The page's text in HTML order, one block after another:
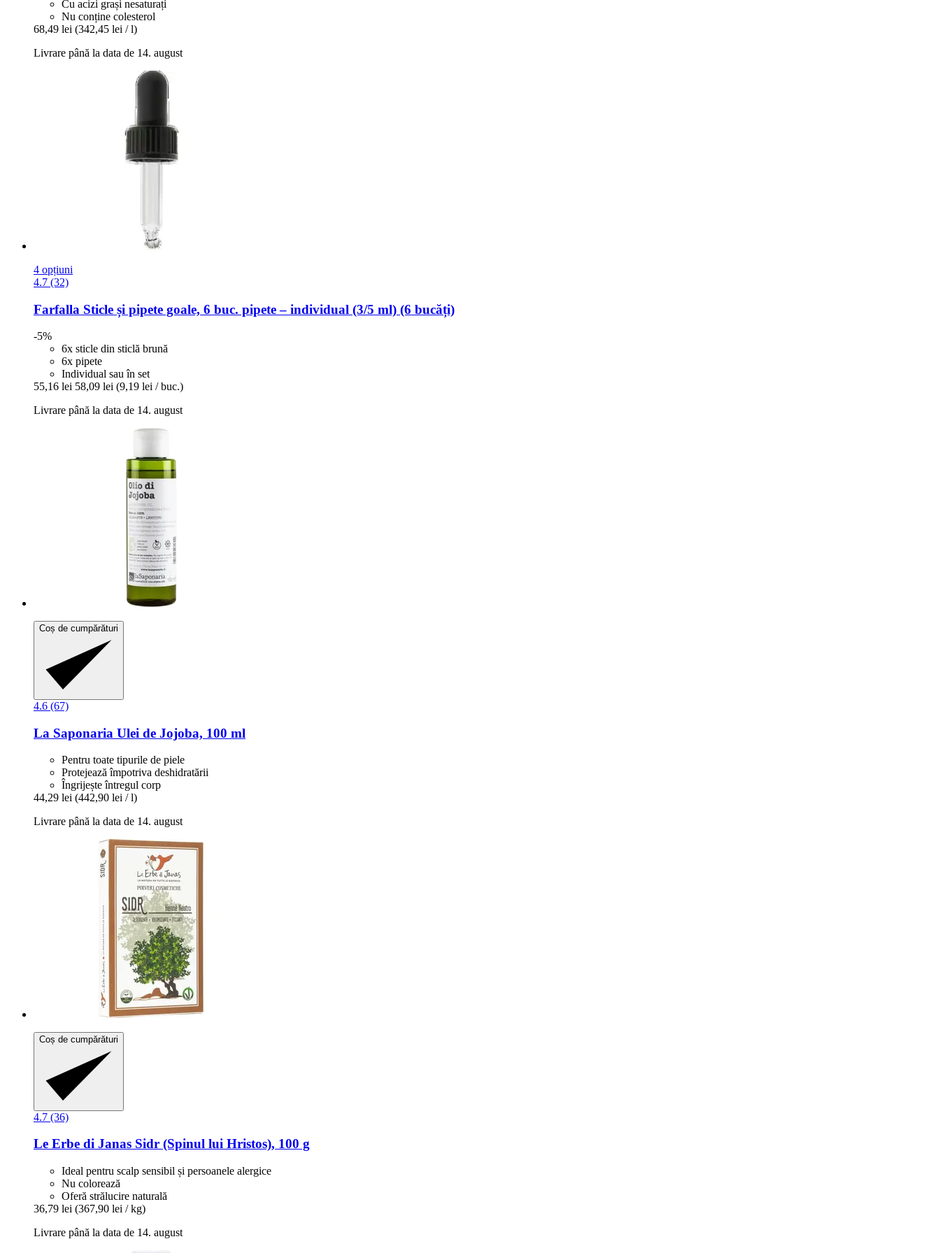
Cu acizi grași nesaturați
Nu conține colesterol
68,49 lei (342,45 lei / l)
Livrare până la data de 14. august
4 opțiuni
4.7 (32)
Farfalla Sticle și pipete goale, 6 buc. pipete – individual (3/5 ml) (6 bucăți)
-5%
6x sticle din sticlă brună
6x pipete
Individual sau în set
55,16 lei 58,09 lei (9,19 lei / buc.)
Livrare până la data de 14. august
Coș de cumpărături
4.6 (67)
La Saponaria Ulei de Jojoba, 100 ml
Pentru toate tipurile de piele
Protejează împotriva deshidratării
Îngrijește întregul corp
44,29 lei (442,90 lei / l)
Livrare până la data de 14. august
Coș de cumpărături
4.7 (36)
Le Erbe di Janas Sidr (Spinul lui Hristos), 100 g
Ideal pentru scalp sensibil și persoanele alergice
Nu colorează
Oferă strălucire naturală
36,79 lei (367,90 lei / kg)
Livrare până la data de 14. august